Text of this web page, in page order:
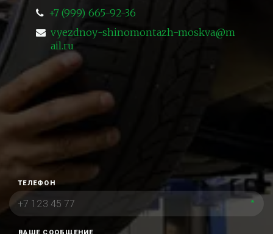
+7 (999) 665-92-36
vyezdnoy-shinomontazh-moskva@m
ail.ru
ТЕЛЕФОН
*